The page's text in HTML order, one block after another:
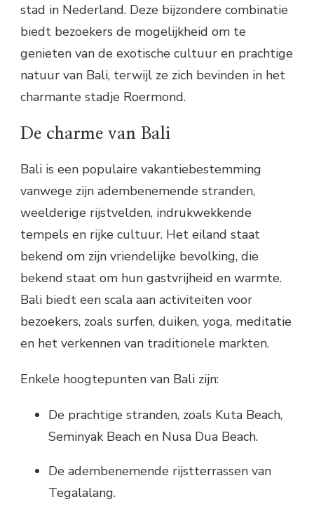
stad in Nederland. Deze bijzondere combinatie
biedt bezoekers de mogelijkheid om te
genieten van de exotische cultuur en prachtige
natuur van Bali, terwijl ze zich bevinden in het
charmante stadje Roermond.
De charme van Bali
Bali is een populaire vakantiebestemming
vanwege zijn adembenemende stranden,
weelderige rijstvelden, indrukwekkende
tempels en rijke cultuur. Het eiland staat
bekend om zijn vriendelijke bevolking, die
bekend staat om hun gastvrijheid en warmte.
Bali biedt een scala aan activiteiten voor
bezoekers, zoals surfen, duiken, yoga, meditatie
en het verkennen van traditionele markten.
Enkele hoogtepunten van Bali zijn:
De prachtige stranden, zoals Kuta Beach,
Seminyak Beach en Nusa Dua Beach.
De adembenemende rijstterrassen van
Tegalalang.